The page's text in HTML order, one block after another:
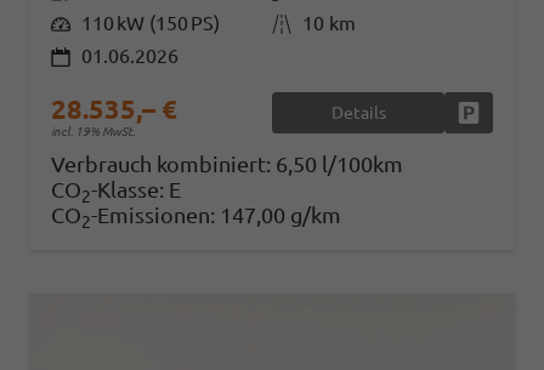
Leistung 110 kW (150 PS) Kilometerstand 10 km
01.06.2026
28.535,– €
incl. 19% MwSt.
Details
Verbrauch kombiniert: 6,50 l/100km
CO2-Klasse: E
CO2-Emissionen: 147,00 g/km